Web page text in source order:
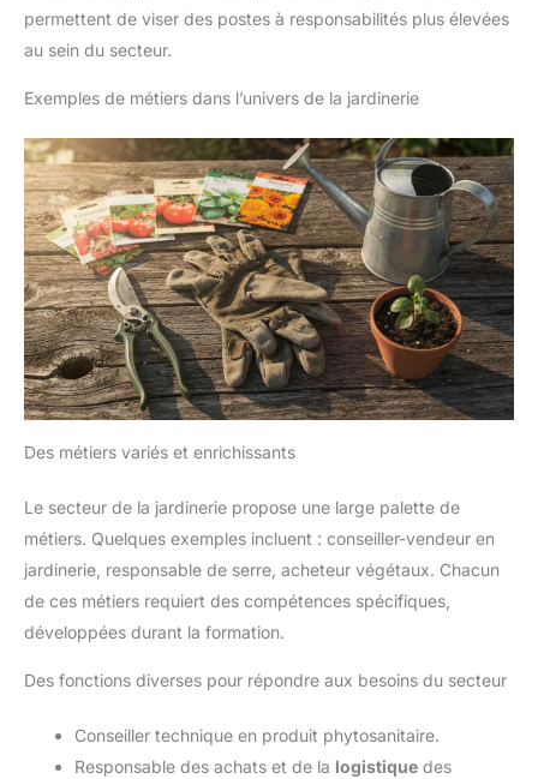
permettent de viser des postes à responsabilités plus élevées
au sein du secteur.
Exemples de métiers dans l’univers de la jardinerie
Des métiers variés et enrichissants
Le secteur de la jardinerie propose une large palette de
métiers. Quelques exemples incluent : conseiller-vendeur en
jardinerie, responsable de serre, acheteur végétaux. Chacun
de ces métiers requiert des compétences spécifiques,
développées durant la formation.
Des fonctions diverses pour répondre aux besoins du secteur
Conseiller technique en produit phytosanitaire.
Responsable des achats et de la logistique des